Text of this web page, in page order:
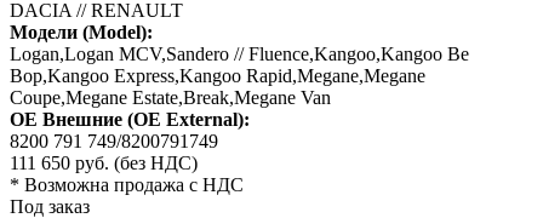
DACIA // RENAULT
Модели (Model):
Logan,Logan MCV,Sandero // Fluence,Kangoo,Kangoo Be
Bop,Kangoo Express,Kangoo Rapid,Megane,Megane
Coupe,Megane Estate,Break,Megane Van
OE Внешние (OE External):
8200 791 749/8200791749
111 650 руб. (без НДС)
* Возможна продажа с НДС
Под заказ